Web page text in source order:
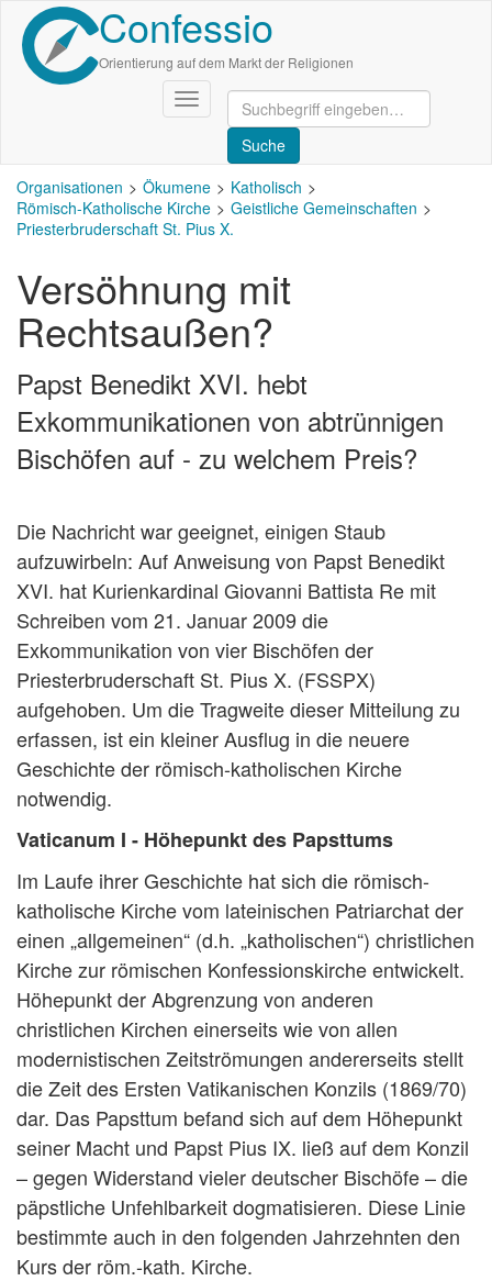
Direkt
zum
Inhalt
Confessio
Orientierung auf dem Markt der Religionen
Navigation
aktivieren/deaktivieren
Organisationen Ökumene
Katholisch
Römisch-Katholische Kirche
Geistliche Gemeinschaften
Priesterbruderschaft St. Pius X.
Versöhnung mit
Rechtsaußen?
Papst Benedikt XVI. hebt
Exkommunikationen von abtrünnigen
Bischöfen auf - zu welchem Preis?
Die Nachricht war geeignet, einigen Staub
aufzuwirbeln: Auf Anweisung von Papst Benedikt
XVI. hat Kurienkardinal Giovanni Battista Re mit
Schreiben vom 21. Januar 2009 die
Exkommunikation von vier Bischöfen der
Priesterbruderschaft St. Pius X. (FSSPX)
aufgehoben. Um die Tragweite dieser Mitteilung zu
erfassen, ist ein kleiner Ausflug in die neuere
Geschichte der römisch-katholischen Kirche
notwendig.
Vaticanum I - Höhepunkt des Papsttums
Im Laufe ihrer Geschichte hat sich die römisch-
katholische Kirche vom lateinischen Patriarchat der
einen „allgemeinen“ (d.h. „katholischen“) christlichen
Kirche zur römischen Konfessionskirche entwickelt.
Höhepunkt der Abgrenzung von anderen
christlichen Kirchen einerseits wie von allen
modernistischen Zeitströmungen andererseits stellt
die Zeit des Ersten Vatikanischen Konzils (1869/70)
dar. Das Papsttum befand sich auf dem Höhepunkt
seiner Macht und Papst Pius IX. ließ auf dem Konzil
– gegen Widerstand vieler deutscher Bischöfe – die
päpstliche Unfehlbarkeit dogmatisieren. Diese Linie
bestimmte auch in den folgenden Jahrzehnten den
Kurs der röm.-kath. Kirche.